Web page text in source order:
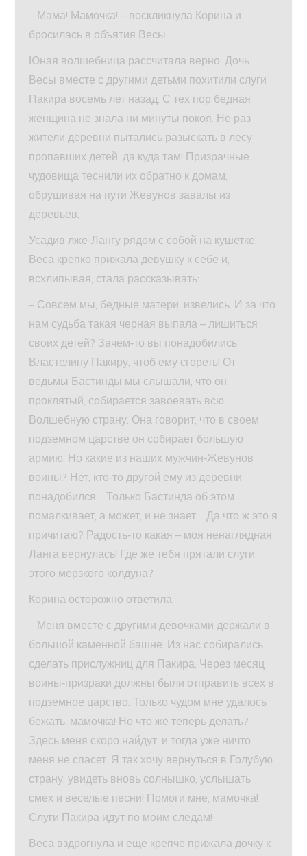
– Мама! Мамочка! – воскликнула Корина и
бросилась в объятия Весы.
Юная волшебница рассчитала верно. Дочь
Весы вместе с другими детьми похитили слуги
Пакира восемь лет назад. С тех пор бедная
женщина не знала ни минуты покоя. Не раз
жители деревни пытались разыскать в лесу
пропавших детей, да куда там! Призрачные
чудовища теснили их обратно к домам,
обрушивая на пути Жевунов завалы из
деревьев.
Усадив лже‑Лангу рядом с собой на кушетке,
Веса крепко прижала девушку к себе и,
всхлипывая, стала рассказывать:
– Совсем мы, бедные матери, извелись. И за что
нам судьба такая черная выпала – лишиться
своих детей? Зачем‑то вы понадобились
Властелину Пакиру, чтоб ему сгореть! От
ведьмы Бастинды мы слышали, что он,
проклятый, собирается завоевать всю
Волшебную страну. Она говорит, что в своем
подземном царстве он собирает большую
армию. Но какие из наших мужчин‑Жевунов
воины? Нет, кто‑то другой ему из деревни
понадобился… Только Бастинда об этом
помалкивает, а может, и не знает… Да что ж это я
причитаю? Радость‑то какая – моя ненаглядная
Ланга вернулась! Где же тебя прятали слуги
этого мерзкого колдуна?
Корина осторожно ответила:
– Меня вместе с другими девочками держали в
большой каменной башне. Из нас собирались
сделать прислужниц для Пакира. Через месяц
воины‑призраки должны были отправить всех в
подземное царство. Только чудом мне удалось
бежать, мамочка! Но что же теперь делать?
Здесь меня скоро найдут, и тогда уже ничто
меня не спасет. Я так хочу вернуться в Голубую
страну, увидеть вновь солнышко, услышать
смех и веселые песни! Помоги мне, мамочка!
Слуги Пакира идут по моим следам!
Веса вздрогнула и еще крепче прижала дочку к